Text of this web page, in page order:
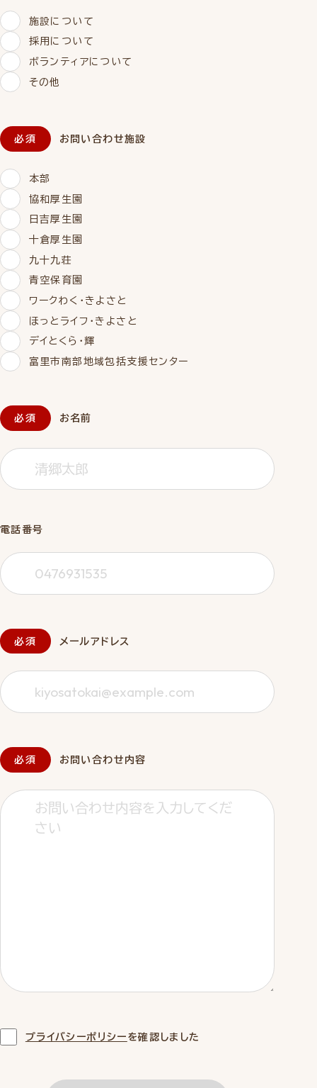
施設について
採用について
ボランティアについて
その他
お問い合わせ施設
本部
協和厚生園
日吉厚生園
十倉厚生園
九十九荘
青空保育園
ワークわく・きよさと
ほっとライフ・きよさと
デイとくら・輝
富里市南部地域包括支援センター
お名前
電話番号
メールアドレス
お問い合わせ内容
プライバシーポリシー を確認しました